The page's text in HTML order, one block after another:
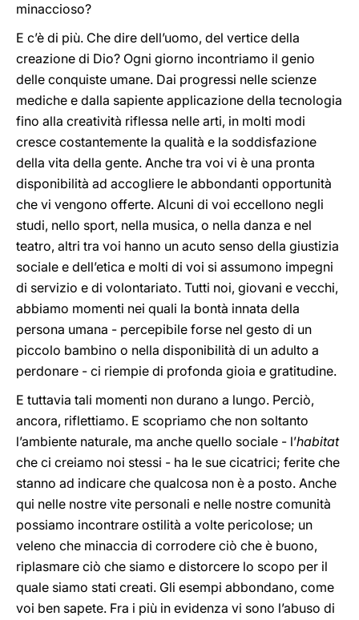
minaccioso?
E c’è di più. Che dire dell’uomo, del vertice della
creazione di Dio? Ogni giorno incontriamo il genio
delle conquiste umane. Dai progressi nelle scienze
mediche e dalla sapiente applicazione della tecnologia
fino alla creatività riflessa nelle arti, in molti modi
cresce costantemente la qualità e la soddisfazione
della vita della gente. Anche tra voi vi è una pronta
disponibilità ad accogliere le abbondanti opportunità
che vi vengono offerte. Alcuni di voi eccellono negli
studi, nello sport, nella musica, o nella danza e nel
teatro, altri tra voi hanno un acuto senso della giustizia
sociale e dell’etica e molti di voi si assumono impegni
di servizio e di volontariato. Tutti noi, giovani e vecchi,
abbiamo momenti nei quali la bontà innata della
persona umana - percepibile forse nel gesto di un
piccolo bambino o nella disponibilità di un adulto a
perdonare - ci riempie di profonda gioia e gratitudine.
E tuttavia tali momenti non durano a lungo. Perciò,
ancora, riflettiamo. E scopriamo che non soltanto
l’ambiente naturale, ma anche quello sociale - l’habitat
che ci creiamo noi stessi - ha le sue cicatrici; ferite che
stanno ad indicare che qualcosa non è a posto. Anche
qui nelle nostre vite personali e nelle nostre comunità
possiamo incontrare ostilità a volte pericolose; un
veleno che minaccia di corrodere ciò che è buono,
riplasmare ciò che siamo e distorcere lo scopo per il
quale siamo stati creati. Gli esempi abbondano, come
voi ben sapete. Fra i più in evidenza vi sono l’abuso di